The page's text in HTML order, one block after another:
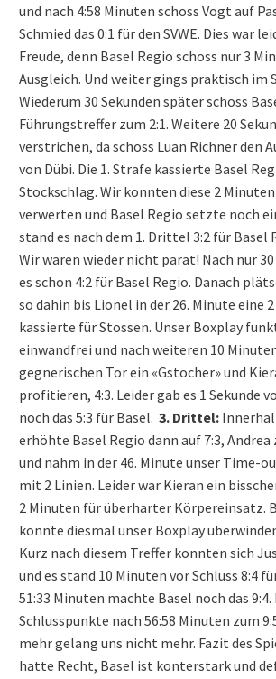
und nach 4:58 Minuten schoss Vogt auf
Schmied das 0:1 für den SVWE. Dies war
Freude, denn Basel Regio schoss nur 3
Ausgleich. Und weiter gings praktisch im
Wiederum 30 Sekunden später schoss
Führungstreffer zum 2:1. Weitere 20
verstrichen, da schoss Luan Richner den
von Dübi. Die 1. Strafe kassierte Basel
Stockschlag. Wir konnten diese 2
verwerten und Basel Regio setzte noch
stand es nach dem 1. Drittel 3:2 für Basel
Wir waren wieder nicht parat! Nach nur
es schon 4:2 für Basel Regio. Danach
so dahin bis Lionel in der 26. Minute eine
kassierte für Stossen. Unser Boxplay
einwandfrei und nach weiteren 10
gegnerischen Tor ein «Gstocher» und
profitieren, 4:3. Leider gab es 1 Sekunde
noch das 5:3 für Basel. 3. Drittel:
erhöhte Basel Regio dann auf 7:3, Andrea
und nahm in der 46. Minute unser Time-
mit 2 Linien. Leider war Kieran ein
2 Minuten für überharter Körpereinsatz.
konnte diesmal unser Boxplay
Kurz nach diesem Treffer konnten sich
und es stand 10 Minuten vor Schluss 8:4
51:33 Minuten machte Basel noch das 9:4.
Schlusspunkte nach 56:58 Minuten zum
mehr gelang uns nicht mehr. Fazit des
hatte Recht, Basel ist konterstark und